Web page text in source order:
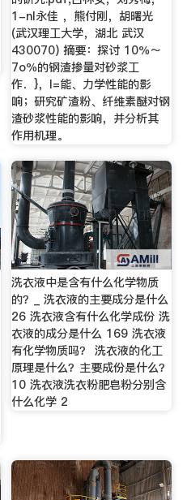
1-nI永佳 ，熊付刚，胡曙光
(武汉理工大学，湖北 武汉
430070) 摘要：探讨 10％～
7o％的钢渣掺量对砂浆工
作．}，I=能、力学性能的影
响；研究矿渣粉、纤维素醚对钢
渣砂浆性能的影响，并分析其
作用机理。
洗衣液中是含有什么化学物质
的？_ 洗衣液的主要成分是什么
26 洗衣液含有什么化学成份 洗
衣液的成分是什么 169 洗衣液
有化学物质吗？ 洗衣液的化工
原理是什么？主要成份是什么？
10 洗衣液洗衣粉肥皂粉分别含
什么化学 2